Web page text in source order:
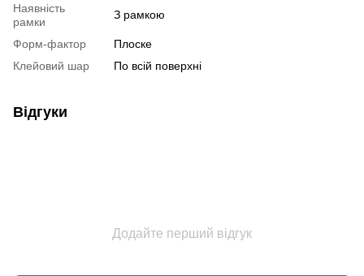
Наявність
рамки
З рамкою
Форм-фактор
Плоске
Клейовий шар
По всій поверхні
Відгуки
Додайте перший відгук